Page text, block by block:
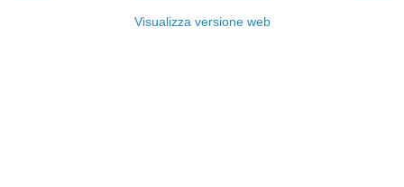
Visualizza versione web